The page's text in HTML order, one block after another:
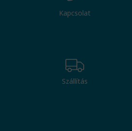
Kapcsolat
Szállítás